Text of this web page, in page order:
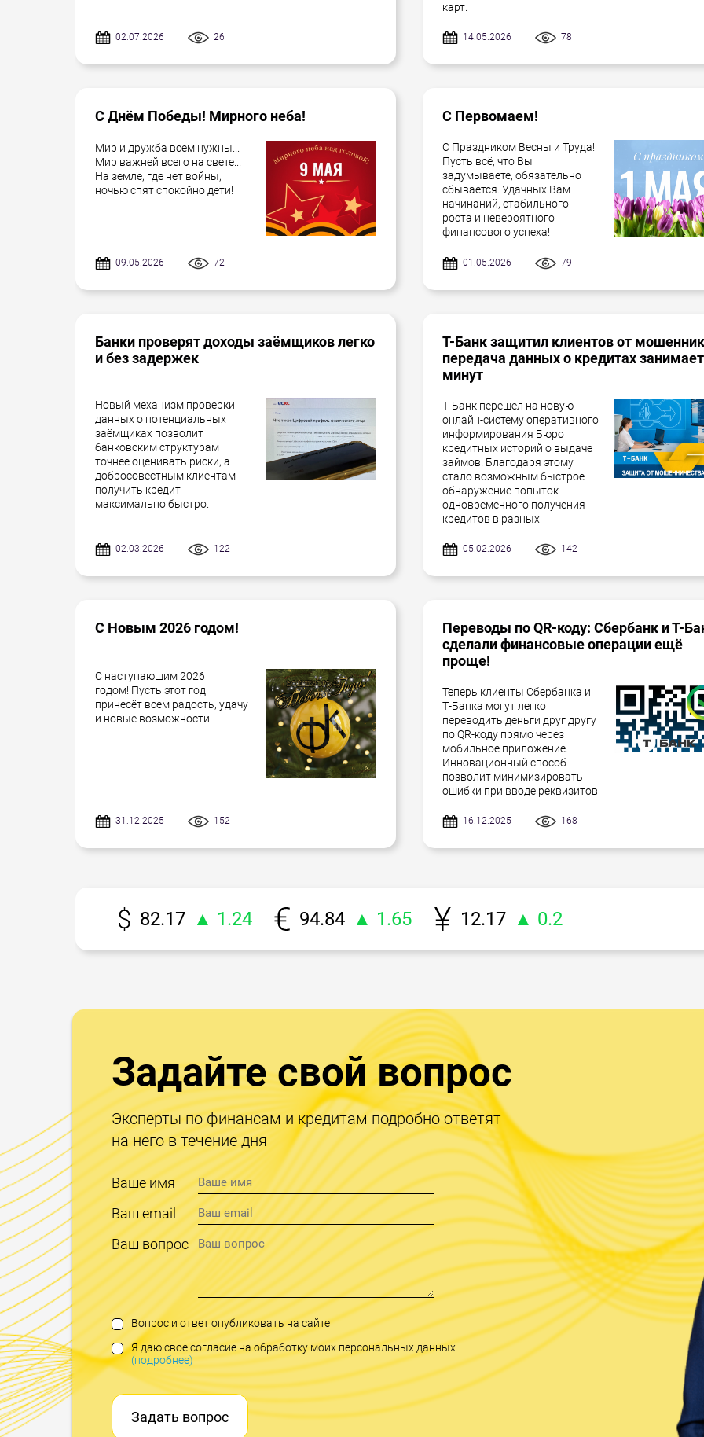
02.07.2026 26
карт.
14.05.2026 78
С Днём Победы! Мирного неба!
Мир и дружба всем нужны...
Мир важней всего на свете...
На земле, где нет войны,
ночью спят спокойно дети!
09.05.2026 72
С Первомаем!
С Праздником Весны и Труда!
Пусть всё, что Вы
задумываете, обязательно
сбывается. Удачных Вам
начинаний, стабильного
роста и невероятного
финансового успеха!
01.05.2026 79
Банки проверят доходы заёмщиков легко
и без задержек
Новый механизм проверки
данных о потенциальных
заёмщиках позволит
банковским структурам
точнее оценивать риски, а
добросовестным клиентам -
получить кредит
максимально быстро.
02.03.2026 122
Т-Банк защитил клиентов от
передача данных о кредитах
минут
Т-Банк перешел на новую
онлайн-систему оперативного
информирования Бюро
кредитных историй о выдаче
займов. Благодаря этому
стало возможным быстрое
обнаружение попыток
одновременного получения
кредитов в разных
05.02.2026 142
С Новым 2026 годом!
С наступающим 2026
годом! Пусть этот год
принесёт всем радость, удачу
и новые возможности!
31.12.2025 152
Переводы по QR-коду: Сбербанк и Т-
сделали финансовые операции ещё
проще!
Теперь клиенты Сбербанка и
Т-Банка могут легко
переводить деньги друг другу
по QR-коду прямо через
мобильное приложение.
Инновационный способ
позволит минимизировать
ошибки при вводе реквизитов
16.12.2025 168
82.17 ▲ 1.24 94.84 ▲ 1.65 12.17 ▲ 0.2
Задайте свой вопрос
Эксперты по финансам и кредитам подробно ответят
на него в течение дня
Ваше имя
Ваш email
Ваш вопрос
Вопрос и ответ опубликовать на сайте
Я даю свое согласие на обработку моих персональных данных
(подробнее)
Задать вопрос